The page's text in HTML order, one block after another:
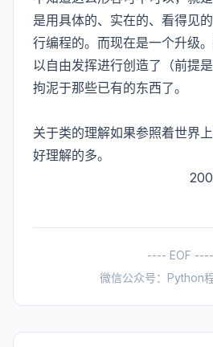
是用具体的、实在的、看得见
行编程的。而现在是一个升级
以自由发挥进行创造了（前提
拘泥于那些已有的东西了。
关于类的理解如果参照着世界
好理解的多。
---- EOF ----
微信公众号：Python